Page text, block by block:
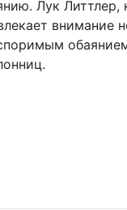
Лук Литтлер,
внимание